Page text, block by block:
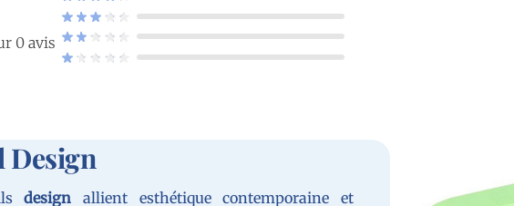
0 avis
Design
design allient esthétique contemporaine et